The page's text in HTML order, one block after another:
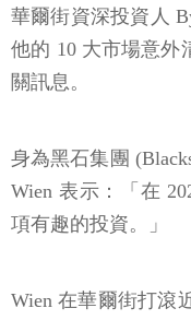
華爾街資深投資人
他的 10 大市場意外
關訊息。
身為黑石集團
Wien 表示：「在
項有趣的投資。」
Wien 在華爾街打滾